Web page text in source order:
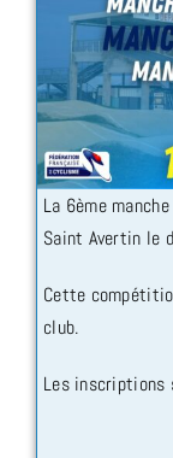
La 6ème
Saint Avertin le
Cette
club.
Les inscriptions